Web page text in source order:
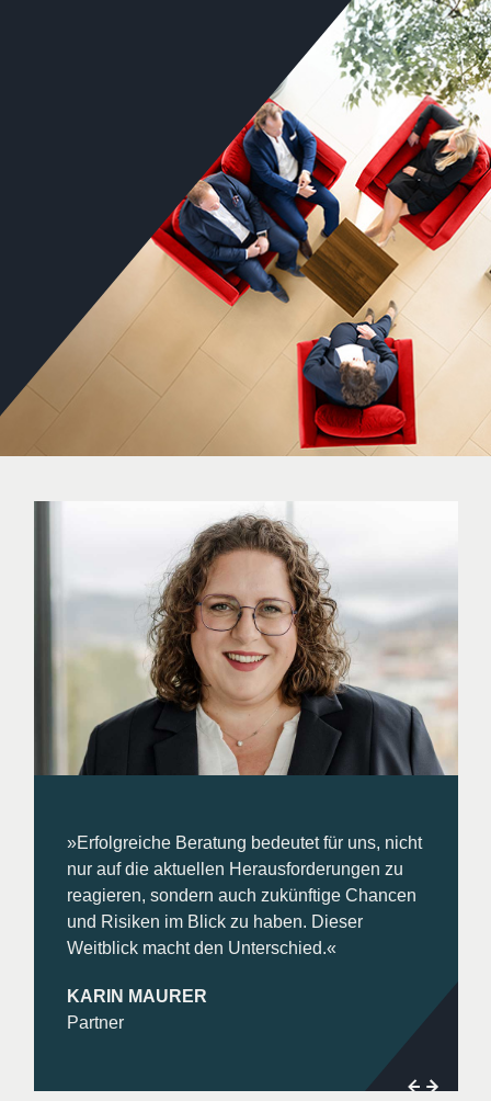
»Erfolgreiche Beratung bedeutet für uns, nicht
nur auf die aktuellen Herausforderungen zu
reagieren, sondern auch zukünftige Chancen
und Risiken im Blick zu haben. Dieser
Weitblick macht den Unterschied.«
KARIN MAURER
Partner